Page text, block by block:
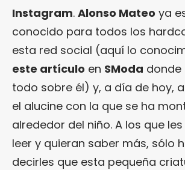
Instagram. Alonso Mateo ya
conocido para todos los
esta red social (aquí lo
este artículo en SModa donde
todo sobre él) y, a día de hoy,
el alucine con la que se ha
alrededor del niño. A los que
leer y quieran saber más, sólo
decirles que esta pequeña